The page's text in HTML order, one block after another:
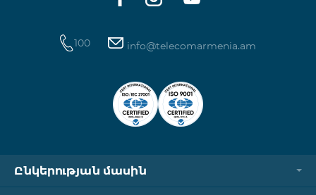
100 info@telecomarmenia.am
Ընկերության մասին